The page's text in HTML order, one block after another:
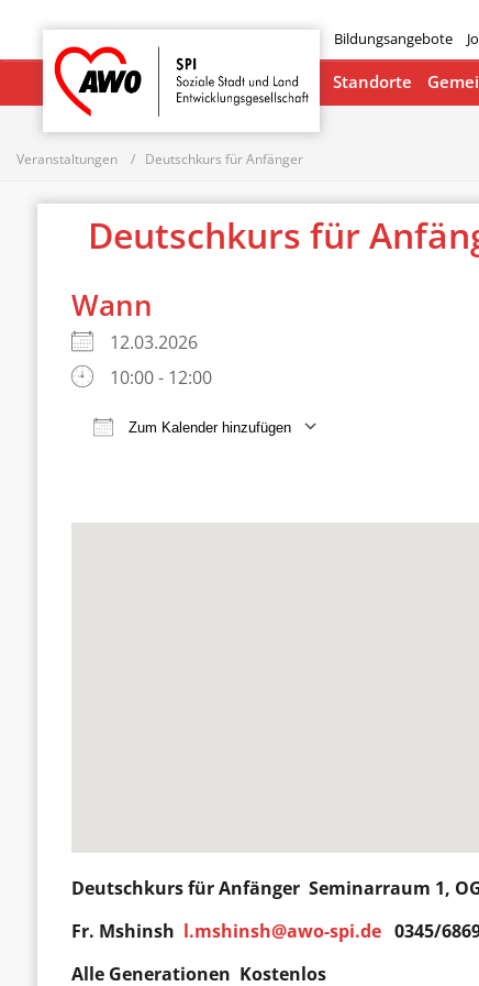
Bildungsangebote
Startseite
Standorte
Veranstaltungen Deutschkurs für Anfänger
Deutschkurs für
Wann
12.03.2026
10:00 - 12:00
Zum Kalender hinzufügen
Deutschkurs fürAnfänger Seminarraum 1,
Fr. Mshinsh l.mshinsh@awo-spi.de 0345/
Alle Generationen Kostenlos